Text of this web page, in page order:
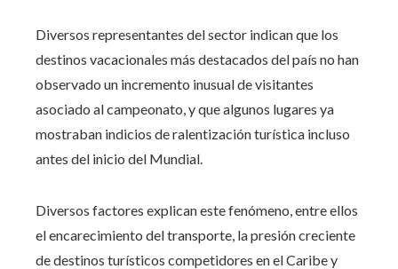
Diversos representantes del sector indican que los
destinos vacacionales más destacados del país no han
observado un incremento inusual de visitantes
asociado al campeonato, y que algunos lugares ya
mostraban indicios de ralentización turística incluso
antes del inicio del Mundial.
Diversos factores explican este fenómeno, entre ellos
el encarecimiento del transporte, la presión creciente
de destinos turísticos competidores en el Caribe y